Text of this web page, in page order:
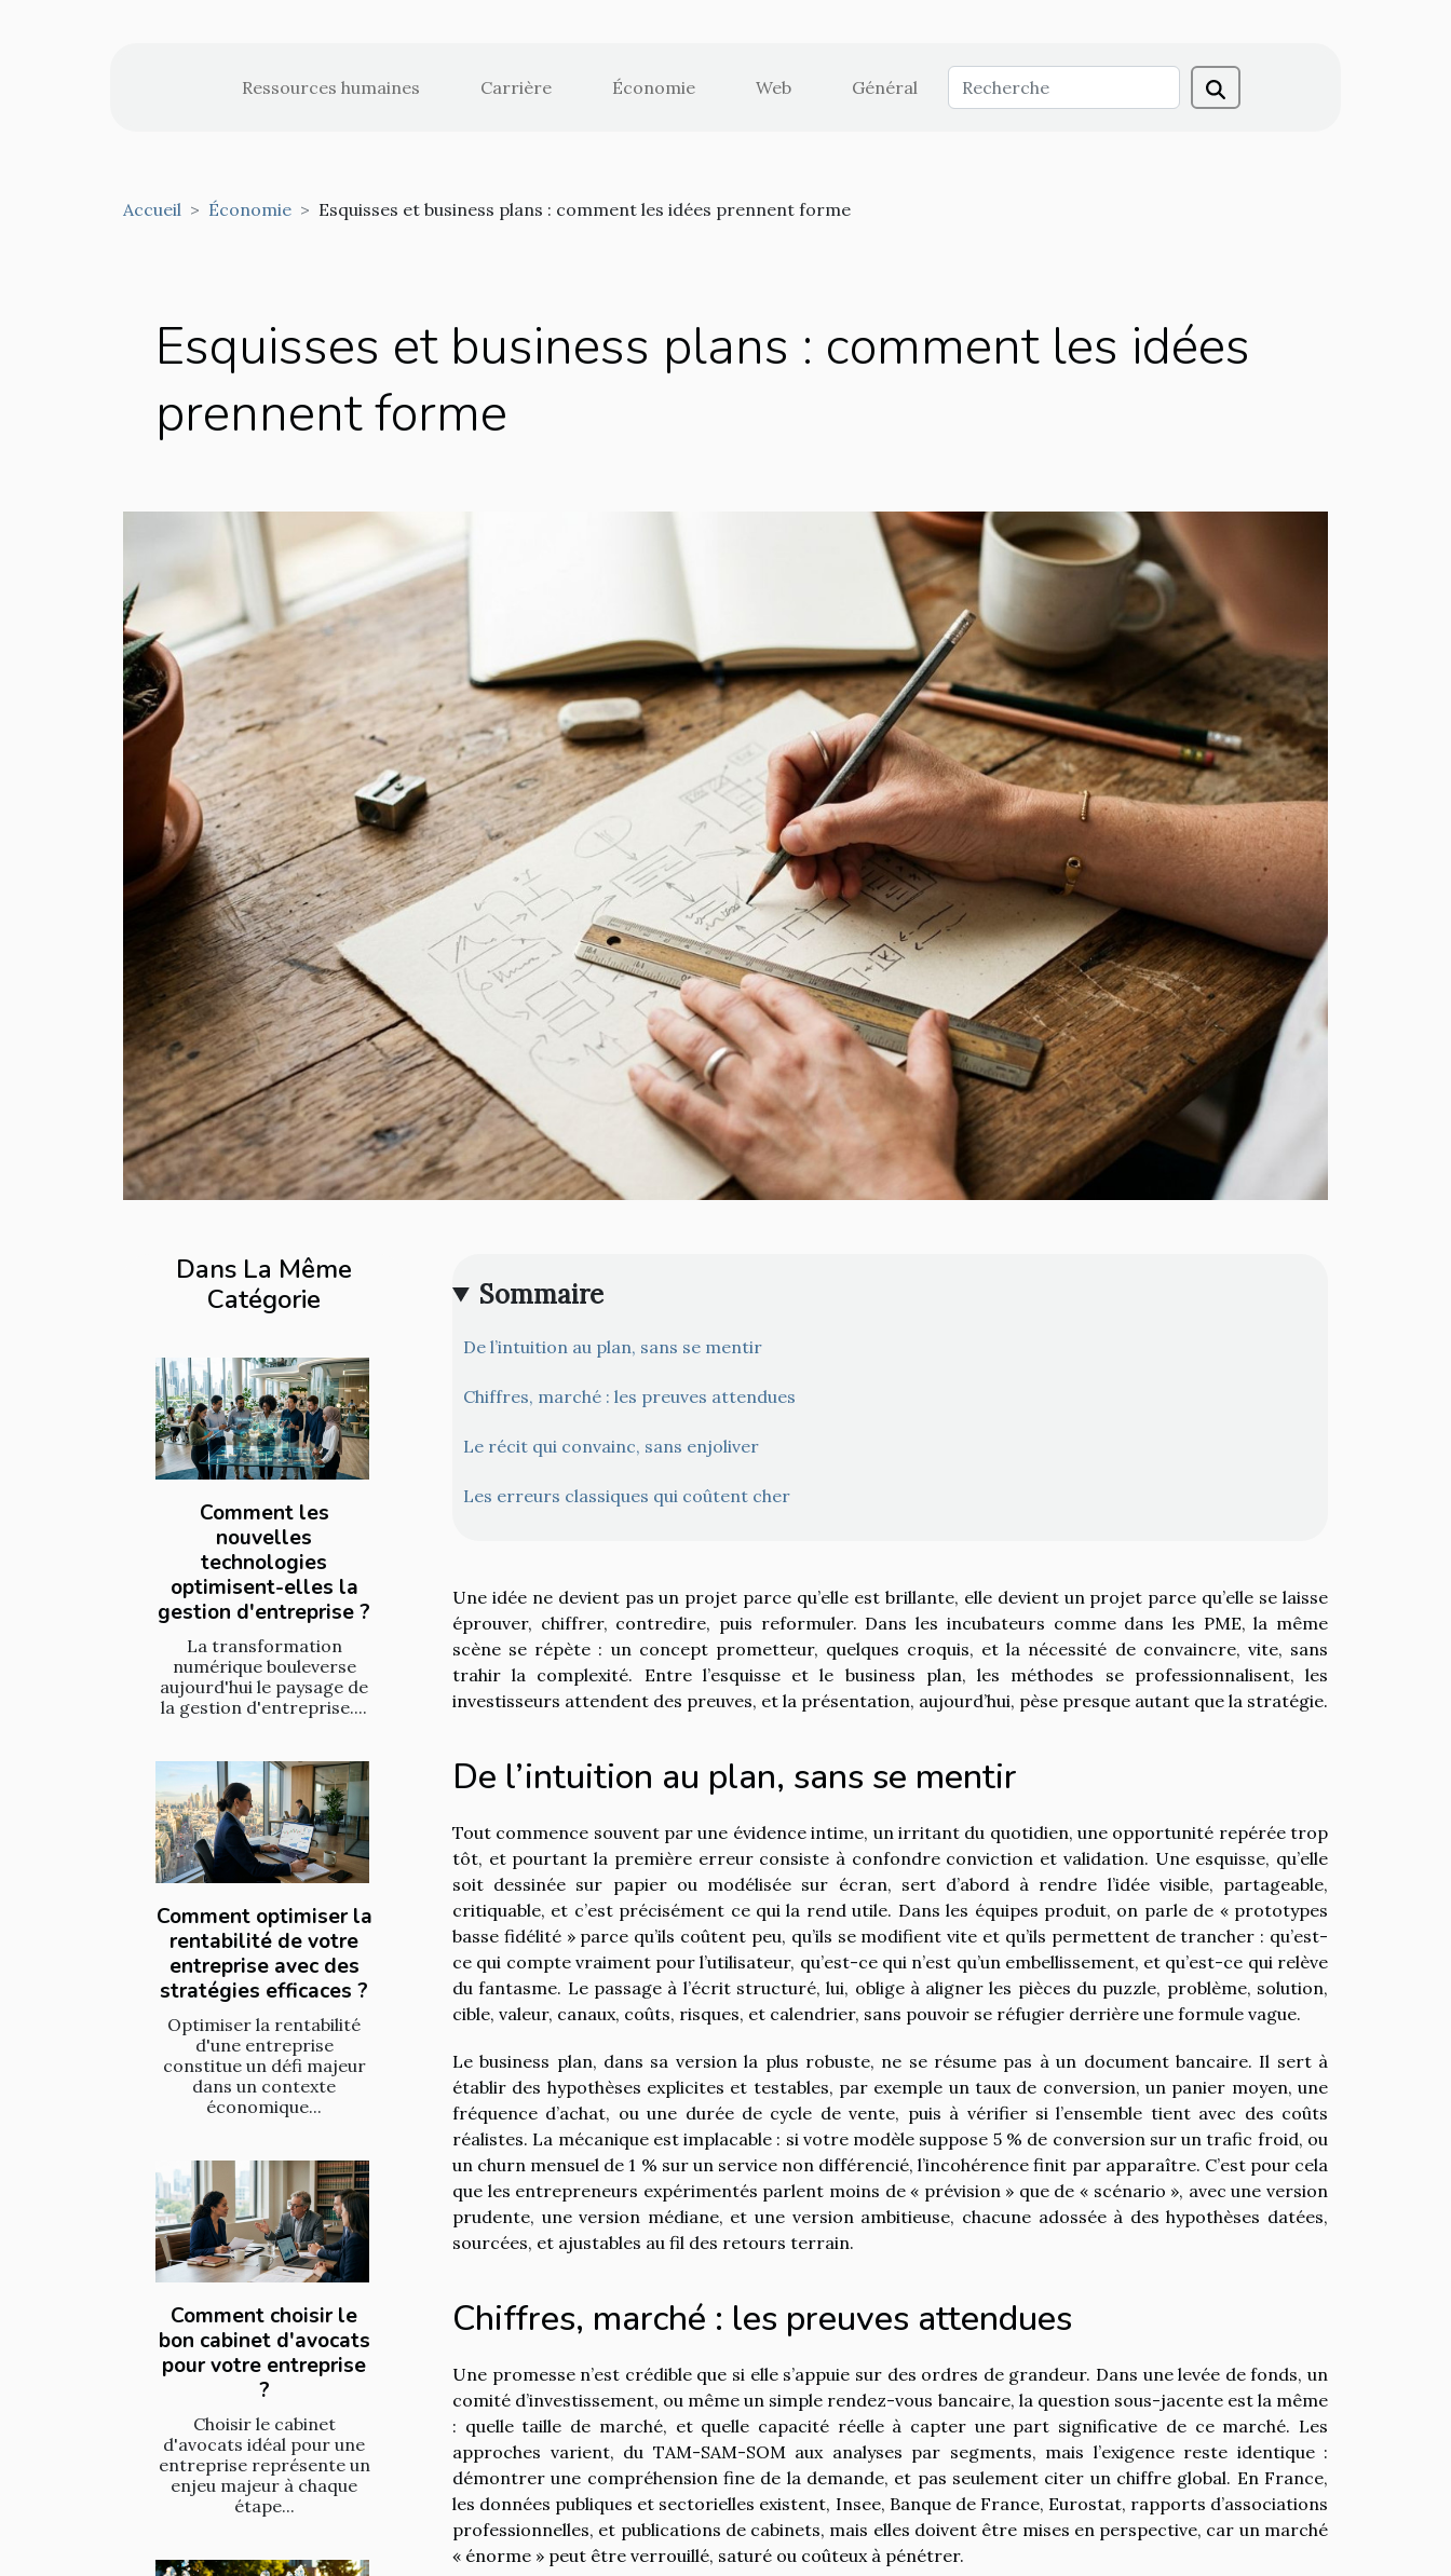
Ressources humaines Carrière Économie Web Général
Accueil Économie Esquisses et business plans : comment les idées prennent forme
Esquisses et business plans : comment les idées
prennent forme
Dans La Même
Catégorie
Comment les
nouvelles
technologies
optimisent-elles la
gestion d'entreprise ?
La transformation
numérique bouleverse
aujourd'hui le paysage de
la gestion d'entreprise....
Comment optimiser la
rentabilité de votre
entreprise avec des
stratégies efficaces ?
Optimiser la rentabilité
d'une entreprise
constitue un défi majeur
dans un contexte
économique...
Comment choisir le
bon cabinet d'avocats
pour votre entreprise
?
Choisir le cabinet
d'avocats idéal pour une
entreprise représente un
enjeu majeur à chaque
étape...
Sommaire
De l’intuition au plan, sans se mentir
Chiffres, marché : les preuves attendues
Le récit qui convainc, sans enjoliver
Les erreurs classiques qui coûtent cher
Une idée ne devient pas un projet parce qu’elle est brillante, elle devient un projet parce qu’elle se laisse
éprouver, chiffrer, contredire, puis reformuler. Dans les incubateurs comme dans les PME, la même
scène se répète : un concept prometteur, quelques croquis, et la nécessité de convaincre, vite, sans
trahir la complexité. Entre l’esquisse et le business plan, les méthodes se professionnalisent, les
investisseurs attendent des preuves, et la présentation, aujourd’hui, pèse presque autant que la stratégie.
De l’intuition au plan, sans se mentir
Tout commence souvent par une évidence intime, un irritant du quotidien, une opportunité repérée trop
tôt, et pourtant la première erreur consiste à confondre conviction et validation. Une esquisse, qu’elle
soit dessinée sur papier ou modélisée sur écran, sert d’abord à rendre l’idée visible, partageable,
critiquable, et c’est précisément ce qui la rend utile. Dans les équipes produit, on parle de « prototypes
basse fidélité » parce qu’ils coûtent peu, qu’ils se modifient vite et qu’ils permettent de trancher : qu’est-
ce qui compte vraiment pour l’utilisateur, qu’est-ce qui n’est qu’un embellissement, et qu’est-ce qui relève
du fantasme. Le passage à l’écrit structuré, lui, oblige à aligner les pièces du puzzle, problème, solution,
cible, valeur, canaux, coûts, risques, et calendrier, sans pouvoir se réfugier derrière une formule vague.
Le business plan, dans sa version la plus robuste, ne se résume pas à un document bancaire. Il sert à
établir des hypothèses explicites et testables, par exemple un taux de conversion, un panier moyen, une
fréquence d’achat, ou une durée de cycle de vente, puis à vérifier si l’ensemble tient avec des coûts
réalistes. La mécanique est implacable : si votre modèle suppose 5 % de conversion sur un trafic froid, ou
un churn mensuel de 1 % sur un service non différencié, l’incohérence finit par apparaître. C’est pour cela
que les entrepreneurs expérimentés parlent moins de « prévision » que de « scénario », avec une version
prudente, une version médiane, et une version ambitieuse, chacune adossée à des hypothèses datées,
sourcées, et ajustables au fil des retours terrain.
Chiffres, marché : les preuves attendues
Une promesse n’est crédible que si elle s’appuie sur des ordres de grandeur. Dans une levée de fonds, un
comité d’investissement, ou même un simple rendez-vous bancaire, la question sous-jacente est la même
: quelle taille de marché, et quelle capacité réelle à capter une part significative de ce marché. Les
approches varient, du TAM-SAM-SOM aux analyses par segments, mais l’exigence reste identique :
démontrer une compréhension fine de la demande, et pas seulement citer un chiffre global. En France,
les données publiques et sectorielles existent, Insee, Banque de France, Eurostat, rapports d’associations
professionnelles, et publications de cabinets, mais elles doivent être mises en perspective, car un marché
« énorme » peut être verrouillé, saturé ou coûteux à pénétrer.